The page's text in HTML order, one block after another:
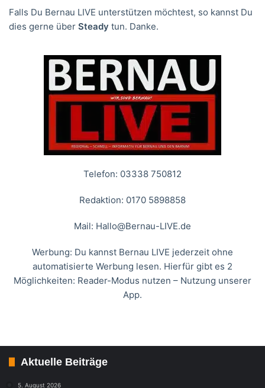
Falls Du Bernau LIVE unterstützen möchtest, so kannst Du
dies gerne über Steady tun. Danke.
Telefon: 03338 750812
Redaktion: 0170 5898858
Mail: Hallo@Bernau-LIVE.de
Werbung: Du kannst Bernau LIVE jederzeit ohne
automatisierte Werbung lesen. Hierfür gibt es 2
Möglichkeiten: Reader-Modus nutzen – Nutzung unserer
App.
Aktuelle Beiträge
5. August 2026